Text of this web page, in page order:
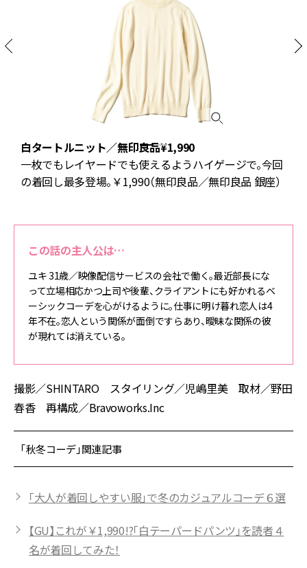
白タートルニット／無印良品¥1,990
一枚でもレイヤードでも使えるようハイゲージで。今回
の着回し最多登場。￥1,990（無印良品／無印良品 銀座）
この話の主人公は…
ユキ 31歳／映像配信サービスの会社で働く。最近部長にな
って立場相応かつ上司や後輩、クライアントにも好かれるベ
ーシックコーデを心がけるように。仕事に明け暮れ恋人は4
年不在。恋人という関係が面倒ですらあり、曖昧な関係の彼
が現れては消えている。
撮影／SHINTARO スタイリング／児嶋里美 取材／野田
春香 再構成／Bravoworks.Inc
「秋冬コーデ」関連記事
「大人が着回しやすい服」で冬のカジュアルコーデ６選
【GU】これが￥1,990!?「白テーパードパンツ」を読者４
名が着回してみた！